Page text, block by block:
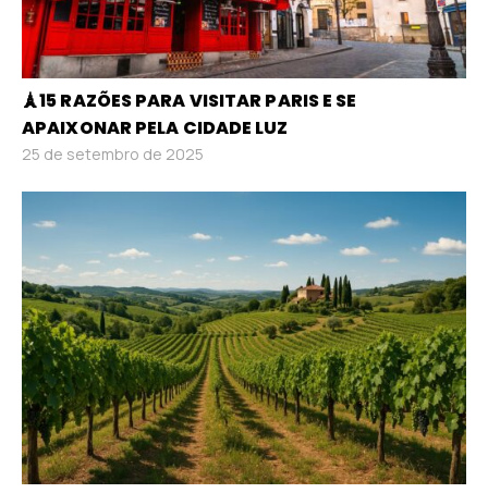
🗼15 RAZÕES PARA VISITAR PARIS E SE
APAIXONAR PELA CIDADE LUZ
25 de setembro de 2025